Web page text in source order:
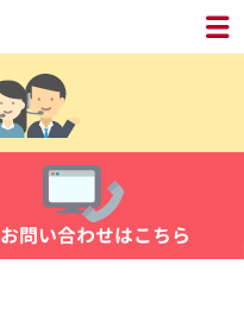
お問い合わせはこちら